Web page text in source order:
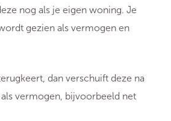
nog als je eigen woning. Je
gezien als vermogen en
dan verschuift deze na
vermogen, bijvoorbeeld net